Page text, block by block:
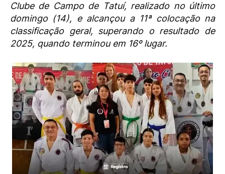
Clube de Campo de Tatuí, realizado no último
domingo (14), e alcançou a 11ª colocação na
classificação geral, superando o resultado de
2025, quando terminou em 16º lugar.